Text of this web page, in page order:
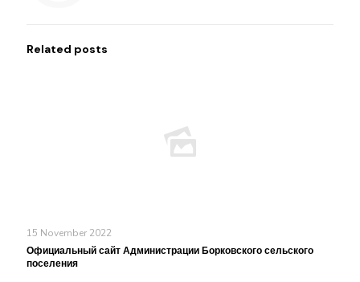
Related posts
15 November 2022
Официальный сайт Администрации Борковского сельского
поселения